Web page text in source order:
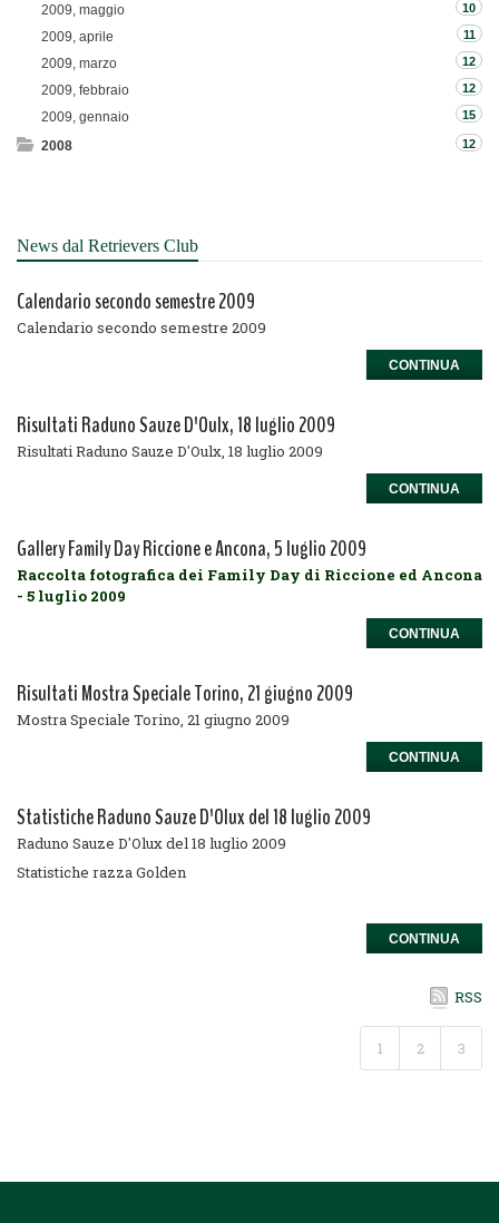
2009, maggio 10
2009, aprile 11
2009, marzo 12
2009, febbraio 12
2009, gennaio 15
2008 12
News dal Retrievers Club
Calendario secondo semestre 2009
Calendario secondo semestre 2009
CONTINUA
Risultati Raduno Sauze D'Oulx, 18 luglio 2009
Risultati Raduno Sauze D'Oulx, 18 luglio 2009
CONTINUA
Gallery Family Day Riccione e Ancona, 5 luglio 2009
Raccolta fotografica dei Family Day di Riccione ed Ancona
- 5 luglio 2009
CONTINUA
Risultati Mostra Speciale Torino, 21 giugno 2009
Mostra Speciale Torino, 21 giugno 2009
CONTINUA
Statistiche Raduno Sauze D'Olux del 18 luglio 2009
Raduno Sauze D'Olux del 18 luglio 2009
Statistiche razza Golden
CONTINUA
RSS
1 2 3